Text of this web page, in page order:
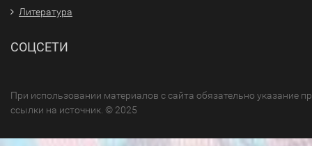
Литература
СОЦСЕТИ
При использовании материалов с сайта обязательно указание
ссылки на источник. © 2025